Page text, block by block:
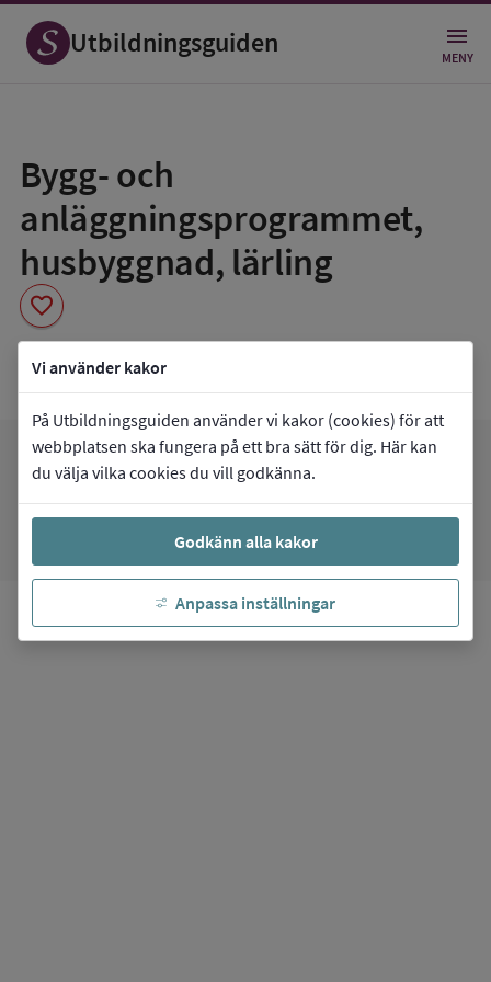
Vi använder kakor
På Utbildningsguiden använder vi kakor (cookies) för att
webbplatsen ska fungera på ett bra sätt för dig. Här kan
du välja vilka cookies du vill godkänna.
Godkänn alla kakor
Anpassa inställningar
Utbildningsguiden MENY
Bygg- och
anläggningsprogrammet,
husbyggnad, lärling
favorite
som
favorit
Praktiska Gymnasiet Märsta
Gå tillPraktiska Gymnasiet Märstaarrow_forward
Mina favoriterfavorite